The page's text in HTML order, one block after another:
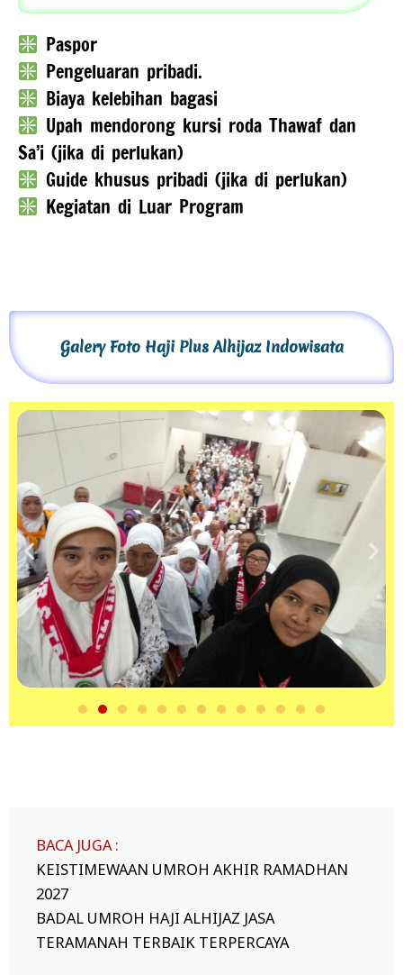
Paspor
Pengeluaran pribadi.
Biaya kelebihan bagasi
Upah mendorong kursi roda Thawaf dan
Sa’i (jika di perlukan)
Guide khusus pribadi (jika di perlukan)
Kegiatan di Luar Program
Galery Foto Haji Plus Alhijaz Indowisata
BACA JUGA :
KEISTIMEWAAN UMROH AKHIR RAMADHAN
2027
BADAL UMROH HAJI ALHIJAZ JASA
TERAMANAH TERBAIK TERPERCAYA